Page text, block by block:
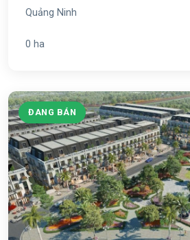
Quảng Ninh
0 ha
ĐANG BÁN